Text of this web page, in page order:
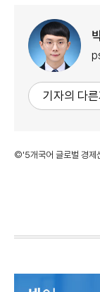
기자의 다
©'5개국어 글로벌 경제